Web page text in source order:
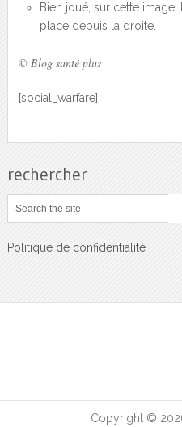
Bien joué, sur cette
place depuis la droite.
© Blog santé plus
[social_warfare]
rechercher
Politique de confidentialité
Copyright ©